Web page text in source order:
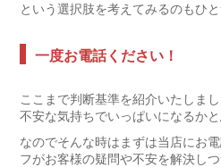
という選択肢を考えてみるのもひと
一度お電話ください！
ここまで判断基準を紹介いたしま
不安な気持ちでいっぱいになるかと
なのでそんな時はまずは当店にお
フがお客様の疑問や不安を解決し